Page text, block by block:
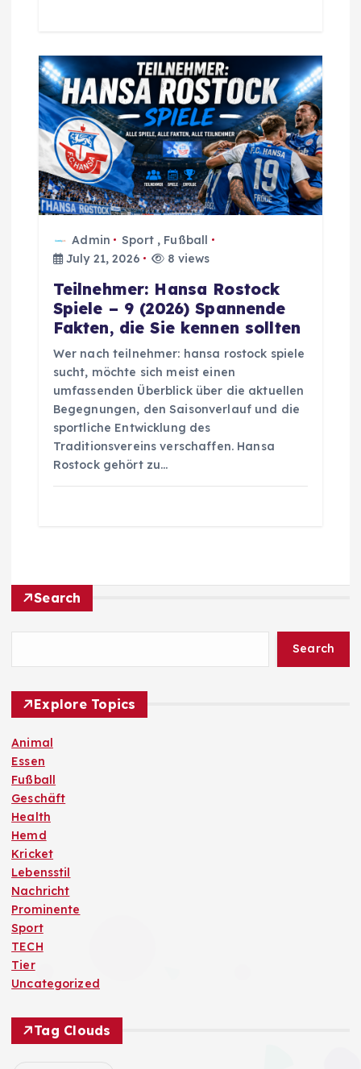
Admin Sport, Fußball
July 21, 2026
8 views
Teilnehmer: Hansa Rostock
Spiele – 9 (2026) Spannende
Fakten, die Sie kennen sollten
Wer nach teilnehmer: hansa rostock spiele
sucht, möchte sich meist einen
umfassenden Überblick über die aktuellen
Begegnungen, den Saisonverlauf und die
sportliche Entwicklung des
Traditionsvereins verschaffen. Hansa
Rostock gehört zu…
Search
Search
Explore Topics
Animal
Essen
Fußball
Geschäft
Health
Hemd
Kricket
Lebensstil
Nachricht
Prominente
Sport
TECH
Tier
Uncategorized
Tag Clouds